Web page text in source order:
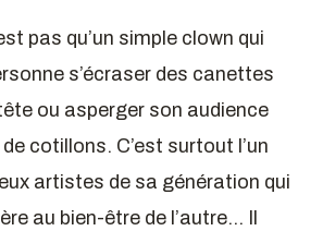
pas qu’un simple clown qui
s’écraser des canettes
ou asperger son audience
cotillons. C’est surtout l’un
artistes de sa génération qui
au bien-être de l’autre… Il